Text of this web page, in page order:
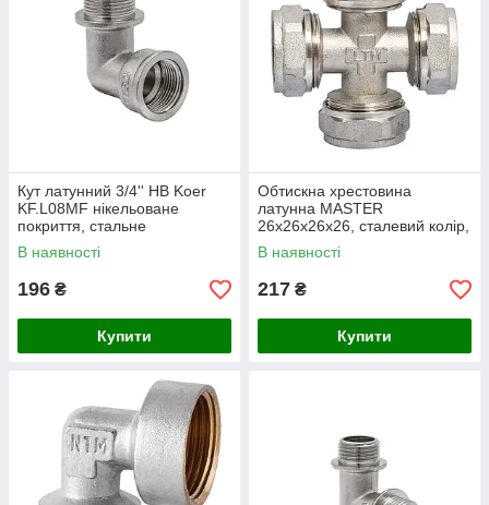
Кут латунний 3/4'' НВ Koer
KF.L08MF нікельоване
покриття, стальне
забарвлення, латунь
CW617N (KF0076)
В наявності
196 ₴
Купити
Обтискна хрестовина
латунна MASTER
26x26x26x26, сталевий колір,
Китай, для труб (MA0108)
В наявності
217 ₴
Купити